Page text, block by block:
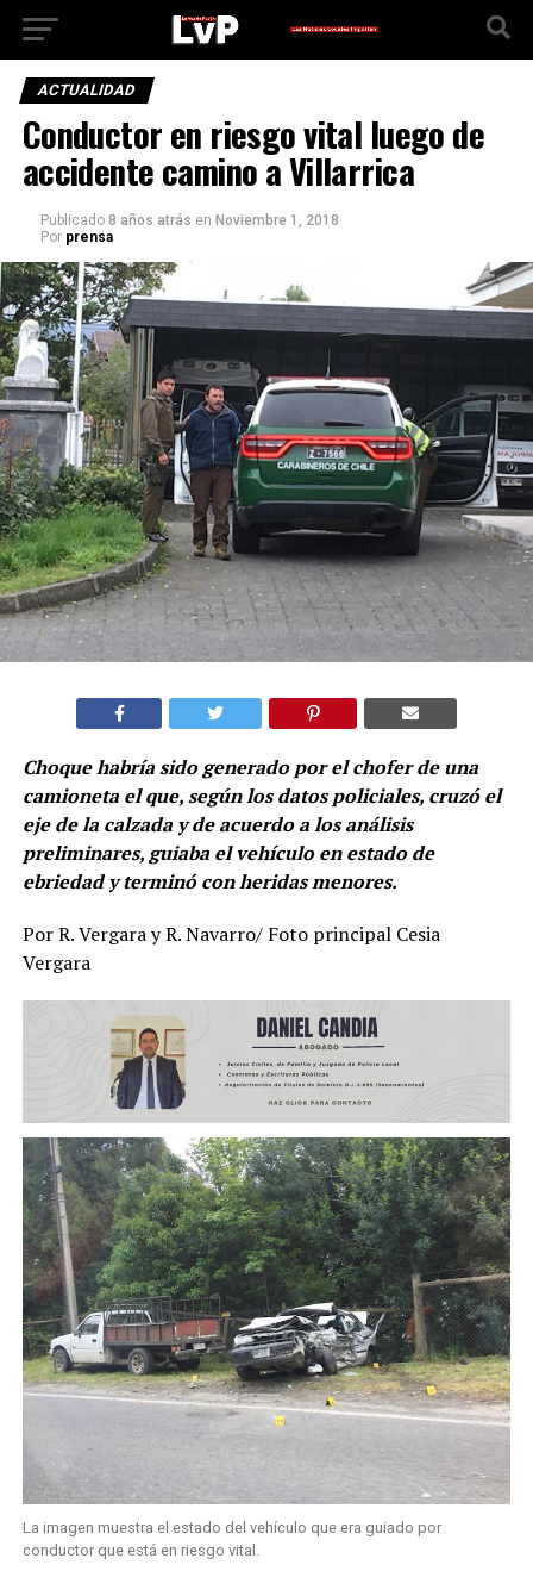
ACTUALIDAD
Conductor en riesgo vital luego de
accidente camino a Villarrica
Publicado 8 años atrás en Noviembre 1, 2018
Por prensa
Choque habría sido generado por el chofer de una
camioneta el que, según los datos policiales, cruzó el
eje de la calzada y de acuerdo a los análisis
preliminares, guiaba el vehículo en estado de
ebriedad y terminó con heridas menores.
Por R. Vergara y R. Navarro/ Foto principal Cesia
Vergara
La imagen muestra el estado del vehículo que era guiado por
conductor que está en riesgo vital.